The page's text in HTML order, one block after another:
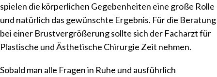
spielen die körperlichen Gegebenheiten eine große Rolle
und natürlich das gewünschte Ergebnis. Für die Beratung
bei einer Brustvergrößerung sollte sich der Facharzt für
Plastische und Ästhetische Chirurgie Zeit nehmen.
Sobald man alle Fragen in Ruhe und ausführlich